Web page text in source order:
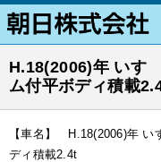
H.18(2006)年 いす
ム付平ボディ積載
【車名】 H.18(2006)年 い
ディ積載2.4t